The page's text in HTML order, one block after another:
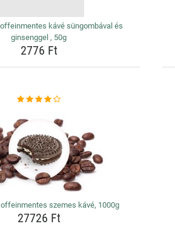
kávé süngombával és
ginsenggel , 50g
2776 Ft
szemes kávé, 1000g
27726 Ft